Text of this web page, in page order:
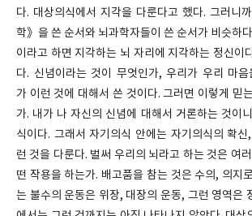
다. 대상의식에서 지각을 다룬다고 했다. 그러니
학》을 쓴 순서와 뇌과학자들이 쓴 순서가 비슷하
이라고 하면 지각하는 뇌 자리에 지각하는 정신이
다. 신념이라는 것이 무엇인가, 우리가 우리 마
가 이런 것에 대해서 쓴 것이다. 그러면 이렇게 믿
가. 내가 나 자신의 신념에 대해서 거론하는 것이
식이다. 그래서 자기의식 안에는 자기의식의 확신
런 것을 다룬다. 벌써 우리의 뇌라고 하는 것은 여
떤 작용을 하는가. 배고품을 참는 것은 수의, 의지
는 불수의 운동은 위장, 대장의 운동, 그런 영역은